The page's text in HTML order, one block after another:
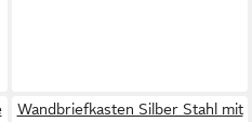
Wandbriefkasten Silber Stahl mit